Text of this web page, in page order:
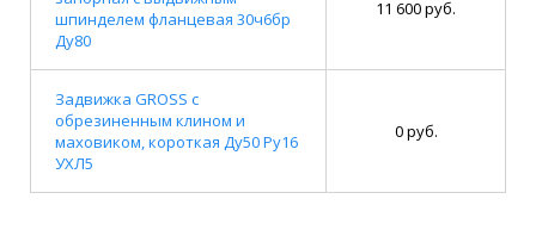
шпинделем фланцевая 30ч6бр
Ду80
11 600 руб.
Задвижка GROSS с
обрезиненным клином и
маховиком, короткая Ду50 Ру16
УХЛ5
0 руб.